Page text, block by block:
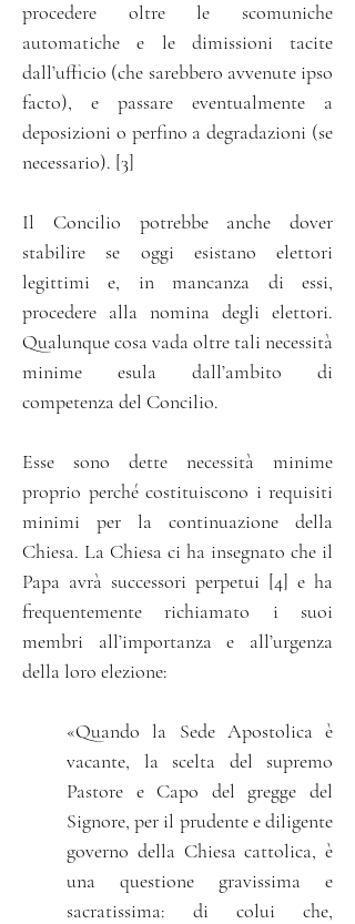
procedere oltre le scomuniche
automatiche e le dimissioni tacite
dall’ufficio (che sarebbero avvenute ipso
facto), e passare eventualmente a
deposizioni o perfino a degradazioni (se
necessario). [3]
Il Concilio potrebbe anche dover
stabilire se oggi esistano elettori
legittimi e, in mancanza di essi,
procedere alla nomina degli elettori.
Qualunque cosa vada oltre tali necessità
minime esula dall’ambito di
competenza del Concilio.
Esse sono dette necessità minime
proprio perché costituiscono i requisiti
minimi per la continuazione della
Chiesa. La Chiesa ci ha insegnato che il
Papa avrà successori perpetui [4] e ha
frequentemente richiamato i suoi
membri all’importanza e all’urgenza
della loro elezione:
«Quando la Sede Apostolica è
vacante, la scelta del supremo
Pastore e Capo del gregge del
Signore, per il prudente e diligente
governo della Chiesa cattolica, è
una questione gravissima e
sacratissima: di colui che,